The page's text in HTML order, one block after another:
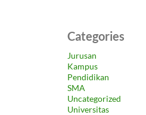
Categories
Jurusan
Kampus
Pendidikan
SMA
Uncategorized
Universitas